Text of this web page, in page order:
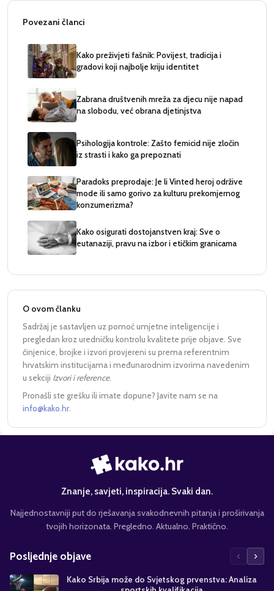
Povezani članci
Kako preživjeti fašnik: Povijest, tradicija i
gradovi koji najbolje kriju identitet
Zabrana društvenih mreža za djecu nije napad
na slobodu, već obrana djetinjstva
Psihologija kontrole: Zašto femicid nije zločin
iz strasti i kako ga prepoznati
Paradoks preprodaje: Je li Vinted heroj održive
mode ili samo gorivo za kulturu prekomjernog
konzumerizma?
Kako osigurati dostojanstven kraj: Sve o
eutanaziji, pravu na izbor i etičkim granicama
O ovom članku
Sadržaj je sastavljen uz pomoć umjetne inteligencije i
pregledan kroz uredničku kontrolu kvalitete prije objave. Sve
činjenice, brojke i izvori provjereni su prema referentnim
hrvatskim institucijama i međunarodnim izvorima navedenim
u sekciji Izvori i reference.
Pronašli ste grešku ili imate dopune? Javite nam se na
info@kako.hr
Znanje, savjeti, inspiracija. Svaki dan.
Najjednostavniji put do rješavanja svakodnevnih pitanja i proširivanja
tvojih horizonata. Pregledno. Aktualno. Praktično.
Posljednje objave ‹ ›
Kako Srbija može do Svjetskog prvenstva: Analiza